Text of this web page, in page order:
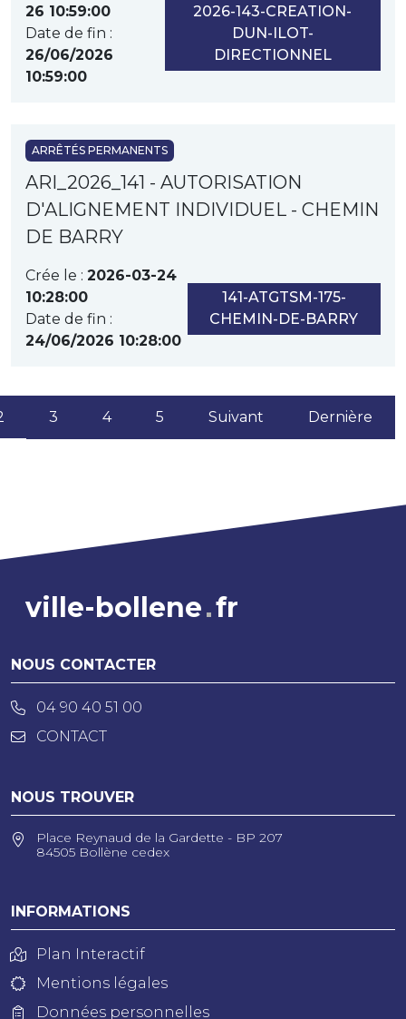
26 10:59:00
Date de fin :
26/06/2026
10:59:00
2026-143-CREATION-
DUN-ILOT-
DIRECTIONNEL
ARRÊTÉS PERMANENTS
ARI_2026_141 - AUTORISATION
D'ALIGNEMENT INDIVIDUEL - CHEMIN
DE BARRY
Crée le : 2026-03-24
10:28:00
Date de fin :
24/06/2026 10:28:00
141-ATGTSM-175-
CHEMIN-DE-BARRY
(current)
3 4 5 Suivant Dernière
ville-bollene fr
NOUS CONTACTER
04 90 40 51 00
CONTACT
NOUS TROUVER
Place Reynaud de la Gardette - BP 207
84505 Bollène cedex
INFORMATIONS
Plan Interactif
Mentions légales
Données personnelles